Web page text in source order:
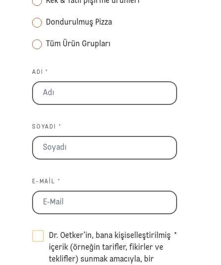
Dondurulmuş Pizza
Tüm Ürün Grupları
ADI *
SOYADI *
E-MAIL *
Dr. Oetker’in, bana kişiselleştirilmiş
içerik (örneğin tarifler, fikirler ve
teklifler) sunmak amacıyla, bir
*